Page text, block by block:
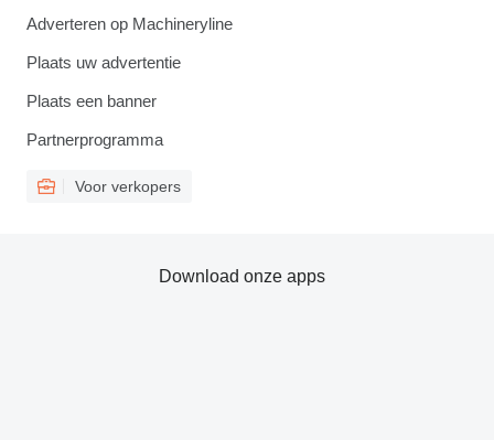
Adverteren op Machineryline
Plaats uw advertentie
Plaats een banner
Partnerprogramma
Voor verkopers
Download onze apps